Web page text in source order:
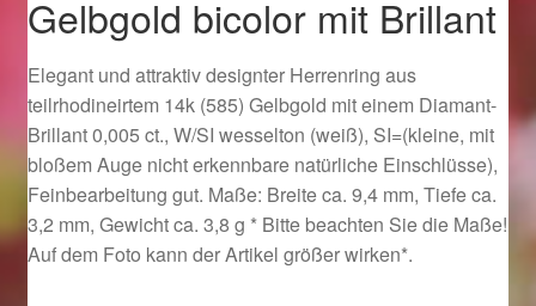
Ostergeschenke finden für Ostern 2019
Ostergeschenke finden für Ostern 2020
Ostergeschenke finden für Ostern 2021
Ostergeschenke finden für Ostern 2022
Gelbgold bicolor mit Brillant
Elegant und attraktiv designter Herrenring aus
teilrhodineirtem 14k (585) Gelbgold mit einem Diamant-
Brillant 0,005 ct., W/SI wesselton (weiß), SI=(kleine, mit
bloßem Auge nicht erkennbare natürliche Einschlüsse),
Feinbearbeitung gut. Maße: Breite ca. 9,4 mm, Tiefe ca.
3,2 mm, Gewicht ca. 3,8 g * Bitte beachten Sie die Maße!
Auf dem Foto kann der Artikel größer wirken*.